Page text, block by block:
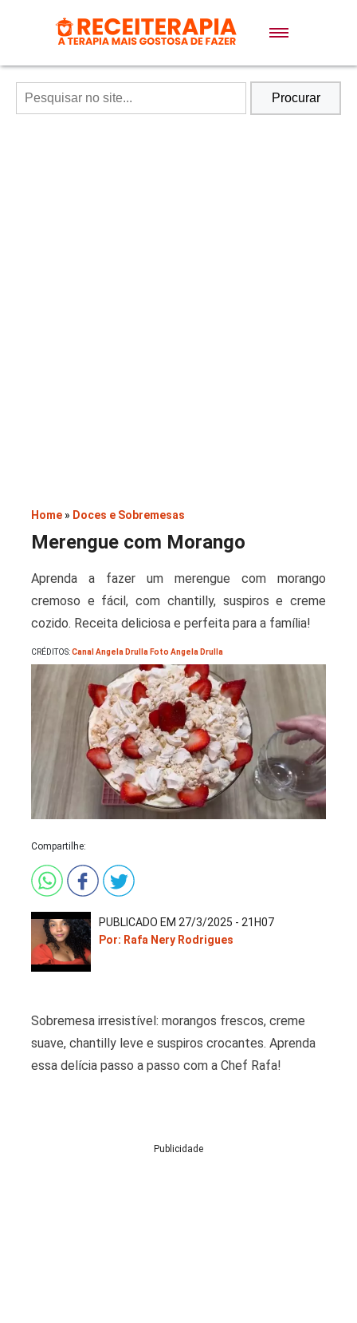
Doces e Sobremesas
Air Fryer
Procurar
Home » Doces e Sobremesas
Merengue com Morango
Aprenda a fazer um merengue com morango
cremoso e fácil, com chantilly, suspiros e creme
cozido. Receita deliciosa e perfeita para a família!
CRÉDITOS:Canal Angela Drulla Foto Angela Drulla
Compartilhe:
PUBLICADO EM 27/3/2025 - 21H07
Por: Rafa Nery Rodrigues
Sobremesa irresistível: morangos frescos, creme
suave, chantilly leve e suspiros crocantes. Aprenda
essa delícia passo a passo com a Chef Rafa!
Publicidade